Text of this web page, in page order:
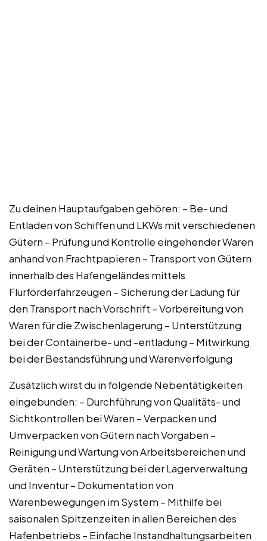
Zu deinen Hauptaufgaben gehören: – Be- und
Entladen von Schiffen und LKWs mit verschiedenen
Gütern – Prüfung und Kontrolle eingehender Waren
anhand von Frachtpapieren – Transport von Gütern
innerhalb des Hafengeländes mittels
Flurförderfahrzeugen – Sicherung der Ladung für
den Transport nach Vorschrift – Vorbereitung von
Waren für die Zwischenlagerung – Unterstützung
bei der Containerbe- und -entladung – Mitwirkung
bei der Bestandsführung und Warenverfolgung
Zusätzlich wirst du in folgende Nebentätigkeiten
eingebunden: – Durchführung von Qualitäts- und
Sichtkontrollen bei Waren – Verpacken und
Umverpacken von Gütern nach Vorgaben –
Reinigung und Wartung von Arbeitsbereichen und
Geräten – Unterstützung bei der Lagerverwaltung
und Inventur – Dokumentation von
Warenbewegungen im System – Mithilfe bei
saisonalen Spitzenzeiten in allen Bereichen des
Hafenbetriebs – Einfache Instandhaltungsarbeiten